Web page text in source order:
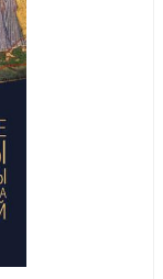
для 2-х голосов.